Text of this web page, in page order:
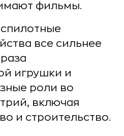
фильмы.
все сильнее
игрушки и
роли во
включая
и строительство.